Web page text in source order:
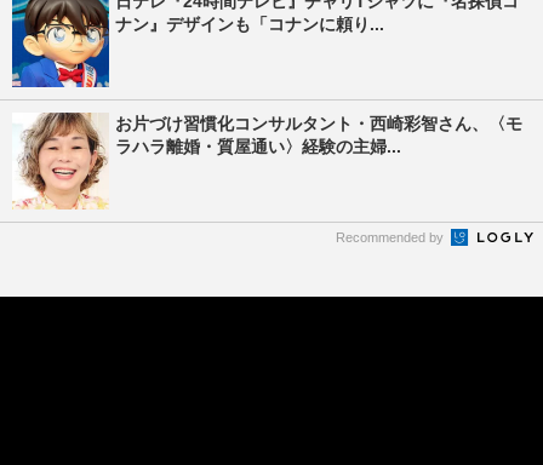
ナン』デザインも「コナンに頼り...
お片づけ習慣化コンサルタント・西崎彩智さん、〈モ
ラハラ離婚・質屋通い〉経験の主婦...
Recommended by